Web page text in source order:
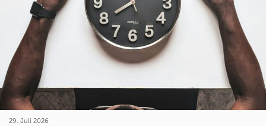
29. Juli 2026